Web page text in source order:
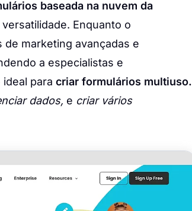
baseada na nuvem da
Enquanto o
marketing avançadas e
a especialistas e
para criar formulários multiuso.
dados, e criar vários